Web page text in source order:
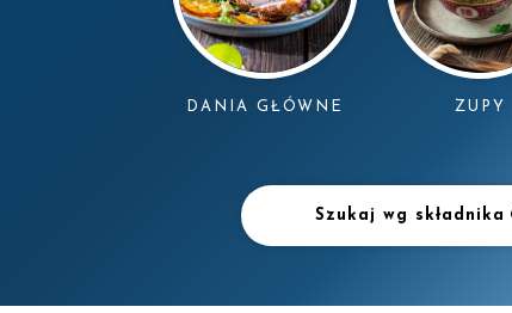
DANIA GŁÓWNE ZUPY
Szukaj wg składnika